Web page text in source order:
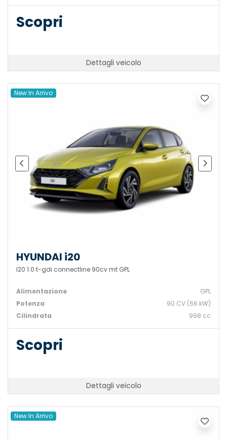
Scopri
Dettagli veicolo
New In Arrivo
HYUNDAI i20
I20 1.0 t-gdi connectline 90cv mt GPL
Alimentazione
GPL
Potenza
90 CV (66 kW)
Cilindrata
998 cc
Scopri
Dettagli veicolo
New In Arrivo